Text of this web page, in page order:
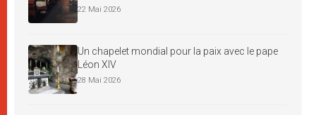
22 Mai 2026
Un chapelet mondial pour la paix avec le pape
Léon XIV
28 Mai 2026